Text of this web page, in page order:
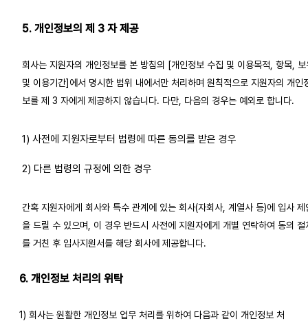
5. 개인정보의 제 3 자 제공
회사는 지원자의 개인정보를 본 방침의 [개인정보 수집 및 이용목적, 항목, 보
및 이용기간]에서 명시한 범위 내에서만 처리하며 원칙적으로 지원자의 개인
보를 제 3 자에게 제공하지 않습니다. 다만, 다음의 경우는 예외로 합니다.
1) 사전에 지원자로부터 법령에 따른 동의를 받은 경우
2) 다른 법령의 규정에 의한 경우
간혹 지원자에게 회사와 특수 관계에 있는 회사(자회사, 계열사 등)에 입사 제
을 드릴 수 있으며, 이 경우 반드시 사전에 지원자에게 개별 연락하여 동의 절
를 거친 후 입사지원서를 해당 회사에 제공합니다.
6. 개인정보 처리의 위탁
1) 회사는 원활한 개인정보 업무 처리를 위하여 다음과 같이 개인정보 처